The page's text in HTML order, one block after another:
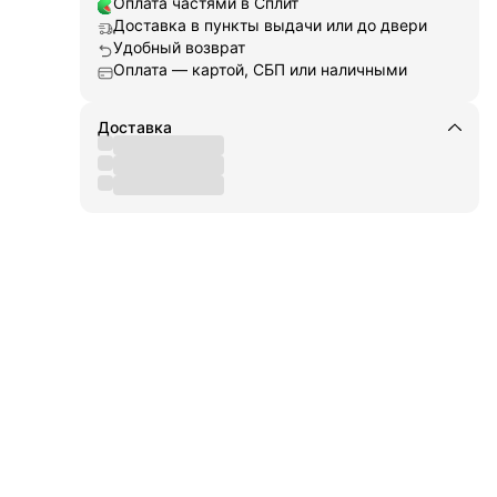
Доставка в пункты выдачи или до двери
Удобный возврат
Оплата — картой, СБП или наличными
Доставка